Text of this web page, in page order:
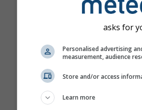
asks for
Personalised advertising
measurement, audience
Store and/or access
Learn more